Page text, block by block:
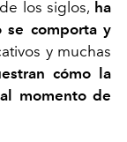
los siglos, ha
se comporta y
y muchas
cómo la
momento de